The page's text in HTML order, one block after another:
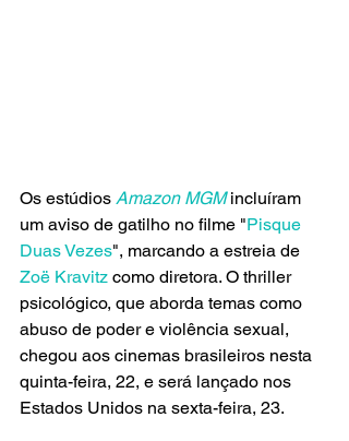
Os estúdios Amazon MGM incluíram
um aviso de gatilho no filme "Pisque
Duas Vezes", marcando a estreia de
Zoë Kravitz como diretora. O thriller
psicológico, que aborda temas como
abuso de poder e violência sexual,
chegou aos cinemas brasileiros nesta
quinta-feira, 22, e será lançado nos
Estados Unidos na sexta-feira, 23.